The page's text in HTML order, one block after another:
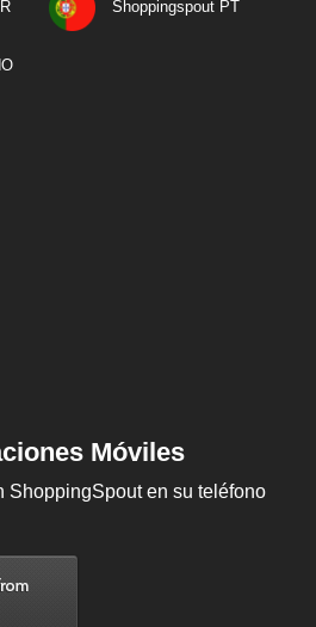
Shoppingspout PT
Móviles
ShoppingSpout en su teléfono